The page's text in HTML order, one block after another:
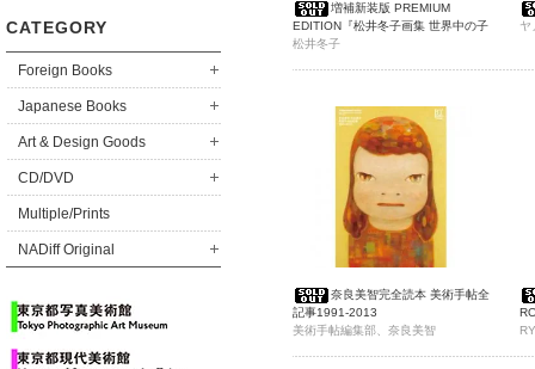
CATEGORY
Foreign Books
Japanese Books
Art & Design Goods
CD/DVD
Multiple/Prints
NADiff Original
増補新装版 PREMIUM
EDITION『松井冬子画集 世界中の子
と友達になれる』
松井冬子
ヤ
奈良美智完全読本 美術手帖全
記事1991-2013
美術手帖編集部、奈良美智